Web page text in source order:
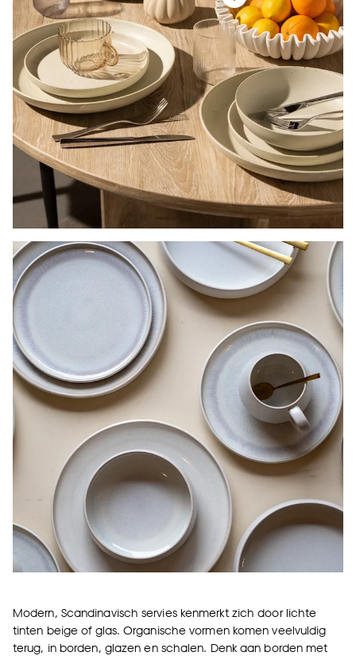
Modern, Scandinavisch servies kenmerkt zich door lichte
tinten beige of glas. Organische vormen komen veelvuldig
terug, in borden, glazenen schalen. Denk aan borden met